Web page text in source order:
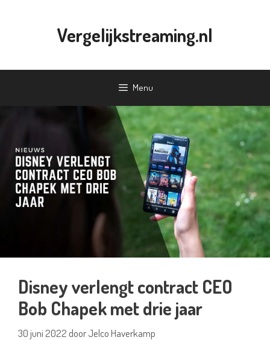
Vergelijkstreaming.nl
Menu
Disney verlengt contract CEO
Bob Chapek met drie jaar
30 juni 2022 doorJelco Haverkamp